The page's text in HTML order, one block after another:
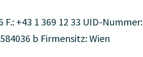
F.: +43 1 369 12 33 UID-Nummer:
b Firmensitz: Wien